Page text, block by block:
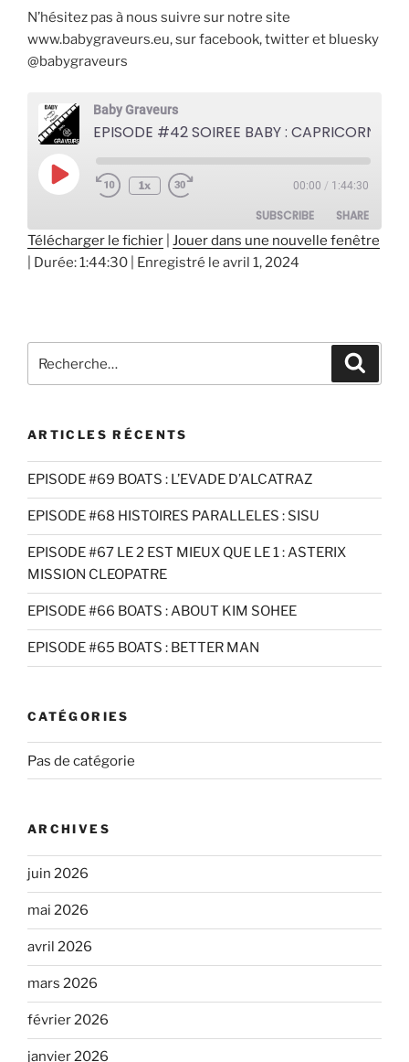
N’hésitez pas à nous suivre sur notre site
www.babygraveurs.eu, sur facebook, twitter et bluesky
@babygraveurs
Baby Graveurs
EPISODE #42 SOIREE BABY : CAPRICORN ONE
Play
Episode
1x 00:00 / 1:44:30
SUBSCRIBE SHARE
SHARE
EMBED
Télécharger le fichier Jouer dans une nouvelle fenêtre
Durée: 1:44:30 Enregistré le avril 1, 2024
pour
ARTICLES RÉCENTS
EPISODE #69 BOATS : L’EVADE D’ALCATRAZ
EPISODE #68 HISTOIRES PARALLELES : SISU
EPISODE #67 LE 2 EST MIEUX QUE LE 1 : ASTERIX
MISSION CLEOPATRE
EPISODE #66 BOATS : ABOUT KIM SOHEE
EPISODE #65 BOATS : BETTER MAN
CATÉGORIES
Pas de catégorie
ARCHIVES
juin 2026
mai 2026
avril 2026
mars 2026
février 2026
janvier 2026